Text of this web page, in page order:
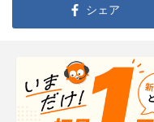
シェア